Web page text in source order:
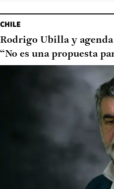
CHILE
Rodrigo Ubilla y
“No es una propuesta